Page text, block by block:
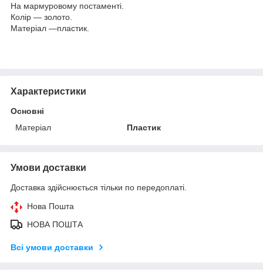
На мармуровому постаменті.
Колір — золото.
Матеріал —пластик.
Характеристики
Основні
Матеріал
Пластик
Умови доставки
Доставка здійснюється тільки по передоплаті.
Нова Пошта
НОВА ПОШТА
Всі умови доставки